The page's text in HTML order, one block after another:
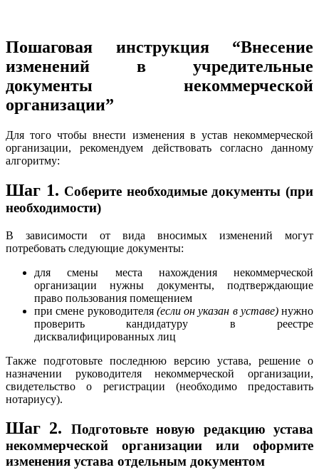
Пошаговая инструкция “Внесение
изменений в учредительные
документы некоммерческой
организации”
Для того чтобы внести изменения в устав некоммерческой
организации, рекомендуем действовать согласно данному
алгоритму:
Шаг 1. Соберите необходимые документы (при
необходимости)
В зависимости от вида вносимых изменений могут
потребовать следующие документы:
для смены места нахождения некоммерческой
организации нужны документы, подтверждающие
право пользования помещением
при смене руководителя (если он указан в уставе)нужно
проверить кандидатуру в реестре
дисквалифицированных лиц
Также подготовьте последнюю версию устава, решение о
назначении руководителя некоммерческой организации,
свидетельство о регистрации (необходимо предоставить
нотариусу).
Шаг 2.
Подготовьте новую редакцию устава
некоммерческой организации или оформите
изменения устава отдельным документом